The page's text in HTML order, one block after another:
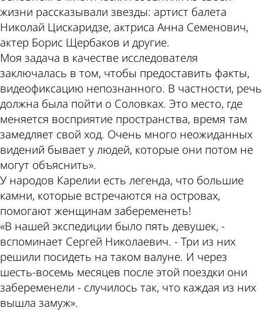
жизни рассказывали звезды: артист балета
Николай Цискаридзе, актриса Анна Семенович,
актер Борис Щербаков и другие.
Моя задача в качестве исследователя
заключалась в том, чтобы предоставить факты,
видеофиксацию непознанного. В частности, речь
должна была пойти о Соловках. Это место, где
меняется восприятие пространства, время там
замедляет свой ход. Очень много неожиданных
видений бывает у людей, которые они потом не
могут объяснить».
У народов Карелии есть легенда, что большие
камни, которые встречаются на островах,
помогают женщинам забеременеть!
«В нашей экспедиции было пять девушек, -
вспоминает Сергей Николаевич. - Три из них
решили посидеть на таком валуне. И через
шесть-­восемь месяцев после этой поездки они
забеременели - случилось так, что каждая из них
вышла замуж».